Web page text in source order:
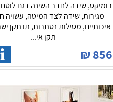
מגירות, שידה לצד המיטה, עשויה
איכותיים, מסילות נסתרות, תו תקן
תקן אי...
856
₪